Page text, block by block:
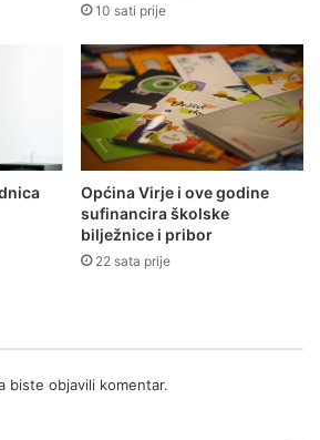
10 sati prije
Općina Virje i ove godine
sufinancira školske
bilježnice i pribor
22 sata prije
biste objavili komentar.